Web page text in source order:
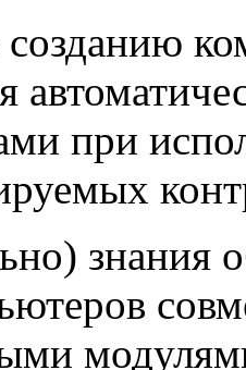
при
знания